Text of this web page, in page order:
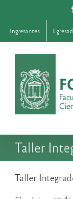
contenido
Ingresantes
Taller
Taller